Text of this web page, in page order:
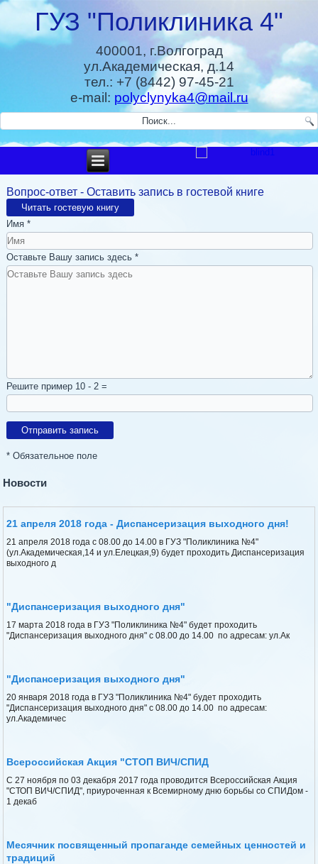
ГУЗ "Поликлиника 4"
400001, г.Волгоград
ул.Академическая, д.14
тел.: +7 (8442) 97-45-21
e-mail: polyclynyka4@mail.ru
Вопрос-ответ - Оставить запись в гостевой книге
Читать гостевую книгу
Имя*
Оставьте Вашу запись здесь*
Решите пример 10 - 2 =
* Обязательное поле
Новости
21 апреля 2018 года - Диспансеризация выходного дня!
21 апреля 2018 года с 08.00 до 14.00 в ГУЗ "Поликлиника №4"
(ул.Академическая,14 и ул.Елецкая,9) будет проходить Диспансеризация
выходного д
"Диспансеризация выходного дня"
17 марта 2018 года в ГУЗ "Поликлиника №4" будет проходить
"Диспансеризация выходного дня" с 08.00 до 14.00 по адресам: ул.Ак
"Диспансеризация выходного дня"
20 января 2018 года в ГУЗ "Поликлиника №4" будет проходить
"Диспансеризация выходного дня" с 08.00 до 14.00 по адресам:
ул.Академичес
Всероссийская Акция "СТОП ВИЧ/СПИД
С 27 ноября по 03 декабря 2017 года проводится Всероссийская Акция
"СТОП ВИЧ/СПИД", приуроченная к Всемирному дню борьбы со СПИДом -
1 декаб
Месячник посвященный пропаганде семейных ценностей и
традиций